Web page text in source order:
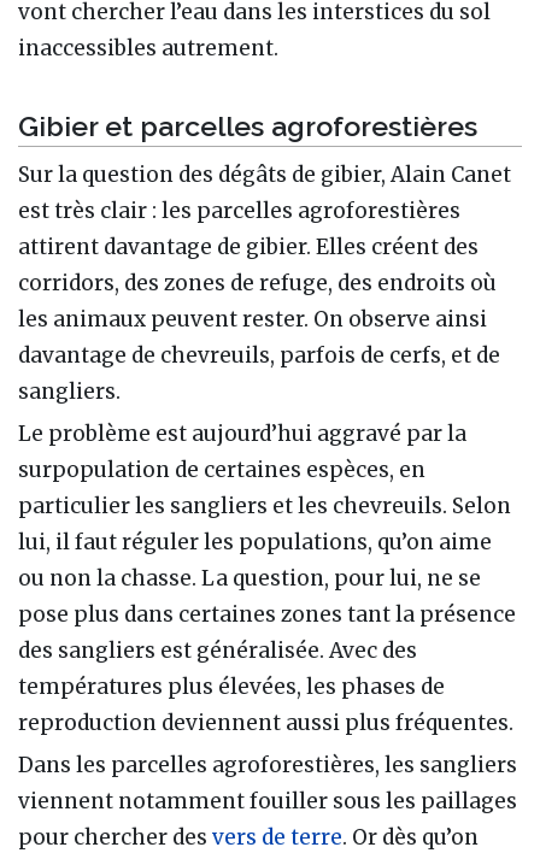
vont chercher l’eau dans les interstices du sol
inaccessibles autrement.
Gibier et parcelles agroforestières
Sur la question des dégâts de gibier, Alain Canet
est très clair : les parcelles agroforestières
attirent davantage de gibier. Elles créent des
corridors, des zones de refuge, des endroits où
les animaux peuvent rester. On observe ainsi
davantage de chevreuils, parfois de cerfs, et de
sangliers.
Le problème est aujourd’hui aggravé par la
surpopulation de certaines espèces, en
particulier les sangliers et les chevreuils. Selon
lui, il faut réguler les populations, qu’on aime
ou non la chasse. La question, pour lui, ne se
pose plus dans certaines zones tant la présence
des sangliers est généralisée. Avec des
températures plus élevées, les phases de
reproduction deviennent aussi plus fréquentes.
Dans les parcelles agroforestières, les sangliers
viennent notamment fouiller sous les paillages
pour chercher des vers de terre. Or dès qu’on